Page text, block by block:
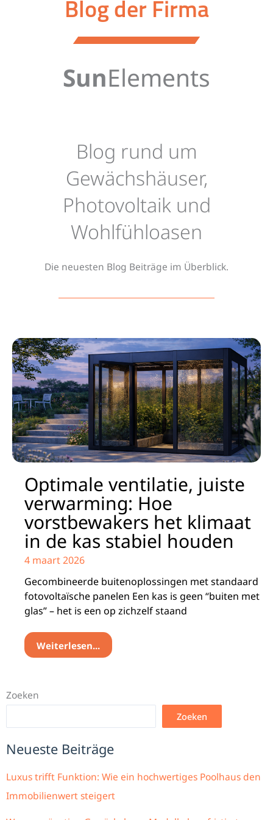
Blog der Firma
SunElements
Blog rund um
Gewächshäuser,
Photovoltaik und
Wohlfühloasen
Die neuesten Blog Beiträge im Überblick.
Optimale ventilatie, juiste
verwarming: Hoe
vorstbewakers het klimaat
in de kas stabiel houden
4 maart 2026
Gecombineerde buitenoplossingen met standaard
fotovoltaïsche panelen Een kas is geen “buiten met
glas” – het is een op zichzelf staand
Weiterlesen...
Zoeken
Zoeken
Neueste Beiträge
Luxus trifft Funktion: Wie ein hochwertiges Poolhaus den
Immobilienwert steigert